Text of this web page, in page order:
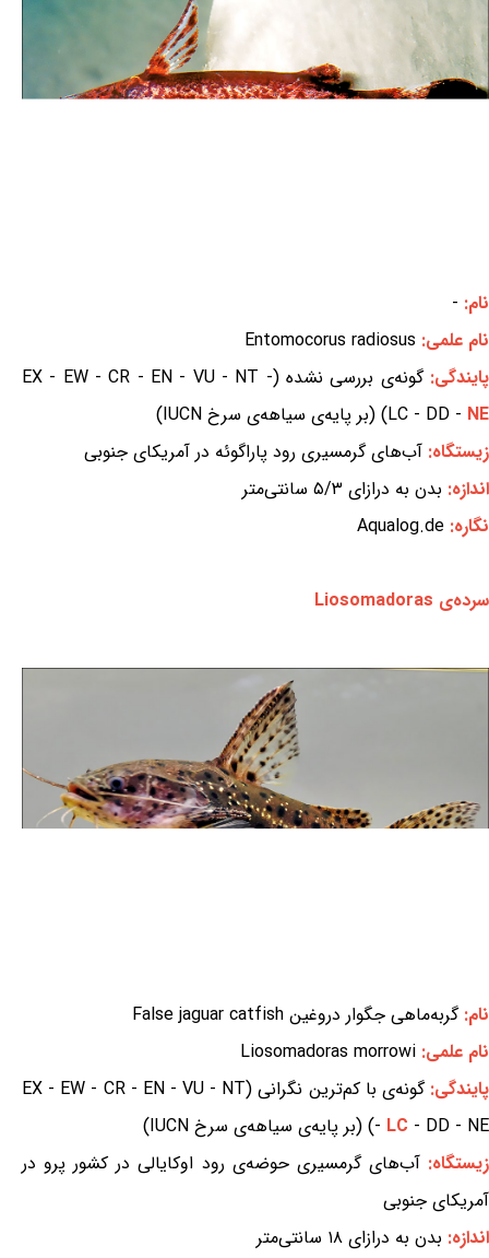
نام: -
نام علمی: Entomocorus radiosus
پایندگی:
گونه‌ی بررسی نشده (EX - EW - CR - EN - VU - NT -
LC - DD - NE
) (بر پایه‌ی سیاهه‌ی سرخ IUCN)
زیستگاه: آب‌های گرمسیری رود پاراگوئه در آمریکای جنوبی
اندازه: بدن به درازای ۵/۳ سانتی‌متر
نگاره: Aqualog.de
سرده‌ی Liosomadoras
نام:گربه‌ماهی جگوار دروغین False jaguar catfish
نام علمی: Liosomadoras morrowi
پایندگی:
گونه‌ی با کم‌ترین نگرانی (EX - EW - CR - EN - VU - NT
- LC - DD - NE) (بر پایه‌ی سیاهه‌ی سرخ IUCN)
زیستگاه:آب‌های گرمسیری حوضه‌ی رود اوکایالی در کشور پرو در
آمریکای جنوبی
اندازه: بدن به درازای ۱۸ سانتی‌متر